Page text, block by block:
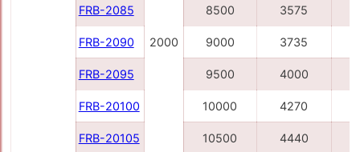
2000
FRB-2085 8500 3575
FRB-2090 9000 3735
FRB-2095 9500 4000
FRB-20100 10000 4270
FRB-20105 10500 4440